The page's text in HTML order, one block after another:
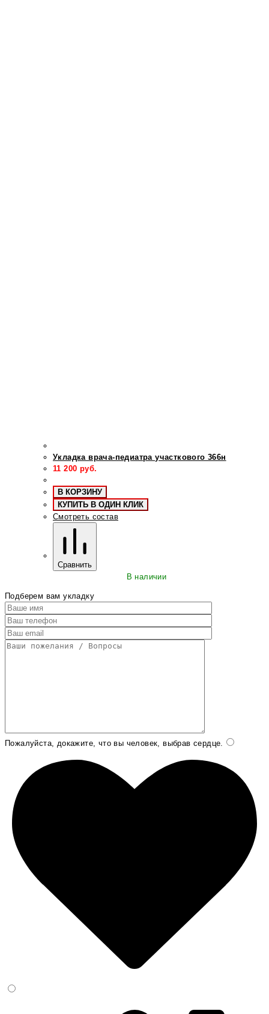
Укладка врача-педиатра участкового 366н
11 200 руб.
В КОРЗИНУ
КУПИТЬ В ОДИН КЛИК
Смотреть состав
Сравнить
В наличии
Подберем вам укладку
Пожалуйста, докажите, что вы человек, выбрав сердце.